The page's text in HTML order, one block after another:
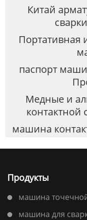
Китай
Портативная
паспорт
Медные и
контактной
машина
Продукты
машина
машина для